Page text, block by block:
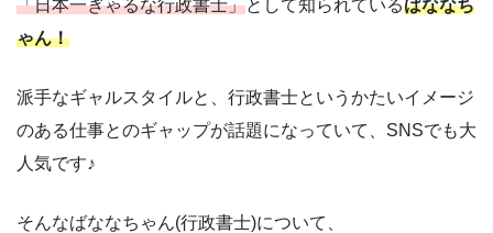
「日本一ぎゃるな行政書士」として知られているばななち
ゃん！
派手なギャルスタイルと、行政書士というかたいイメージ
のある仕事とのギャップが話題になっていて、SNSでも大
人気です♪
そんなばななちゃん(行政書士)について、